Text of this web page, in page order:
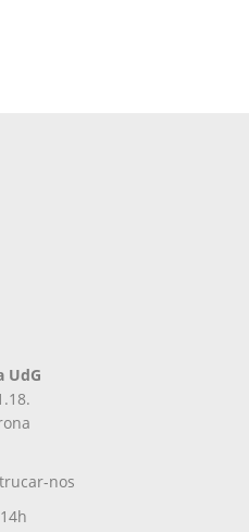
UdG
nos